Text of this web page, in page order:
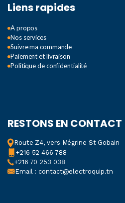
Liens rapides
A propos
Nos services
Suivre ma commande
Paiement et livraison
Politique de confidentialité
RESTONS EN CONTACT
Route Z4, vers Mégrine St Gobain
+216 52 466 788
+216 70 253 038
Email : contact@electroquip.tn